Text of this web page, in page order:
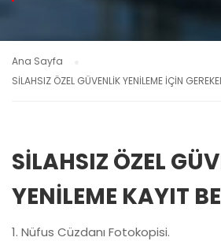
Ana Sayfa
SİLAHSIZ ÖZEL GÜVENLİK YENİLEME İÇİN
SİLAHSIZ ÖZEL
YENİLEME KAYIT
1. Nüfus Cüzdanı Fotokopisi.